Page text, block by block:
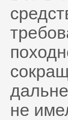
не